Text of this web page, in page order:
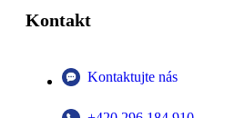
Kontakt
Kontaktujte nás